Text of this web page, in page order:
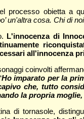
processo obietta a
un'altra cosa. Chi di
L'innocenza di
all'innocenza
coinvolti
Ho imparato per la
che, tutto
la propria
di tornasole,